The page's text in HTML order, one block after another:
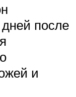
после
и